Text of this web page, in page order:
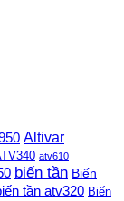
Altivar
atv610
biến tần Biến
tần atv320 Biến